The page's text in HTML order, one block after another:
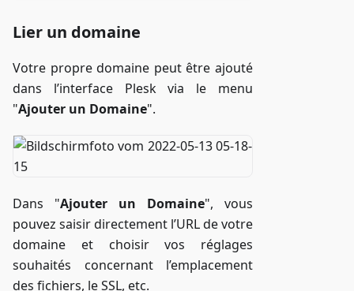
Lier un domaine
Votre propre domaine peut être ajouté
dans l’interface Plesk via le menu
"Ajouter un Domaine".
Dans "Ajouter un Domaine", vous
pouvez saisir directement l’URL de votre
domaine et choisir vos réglages
souhaités concernant l’emplacement
des fichiers, le SSL, etc.